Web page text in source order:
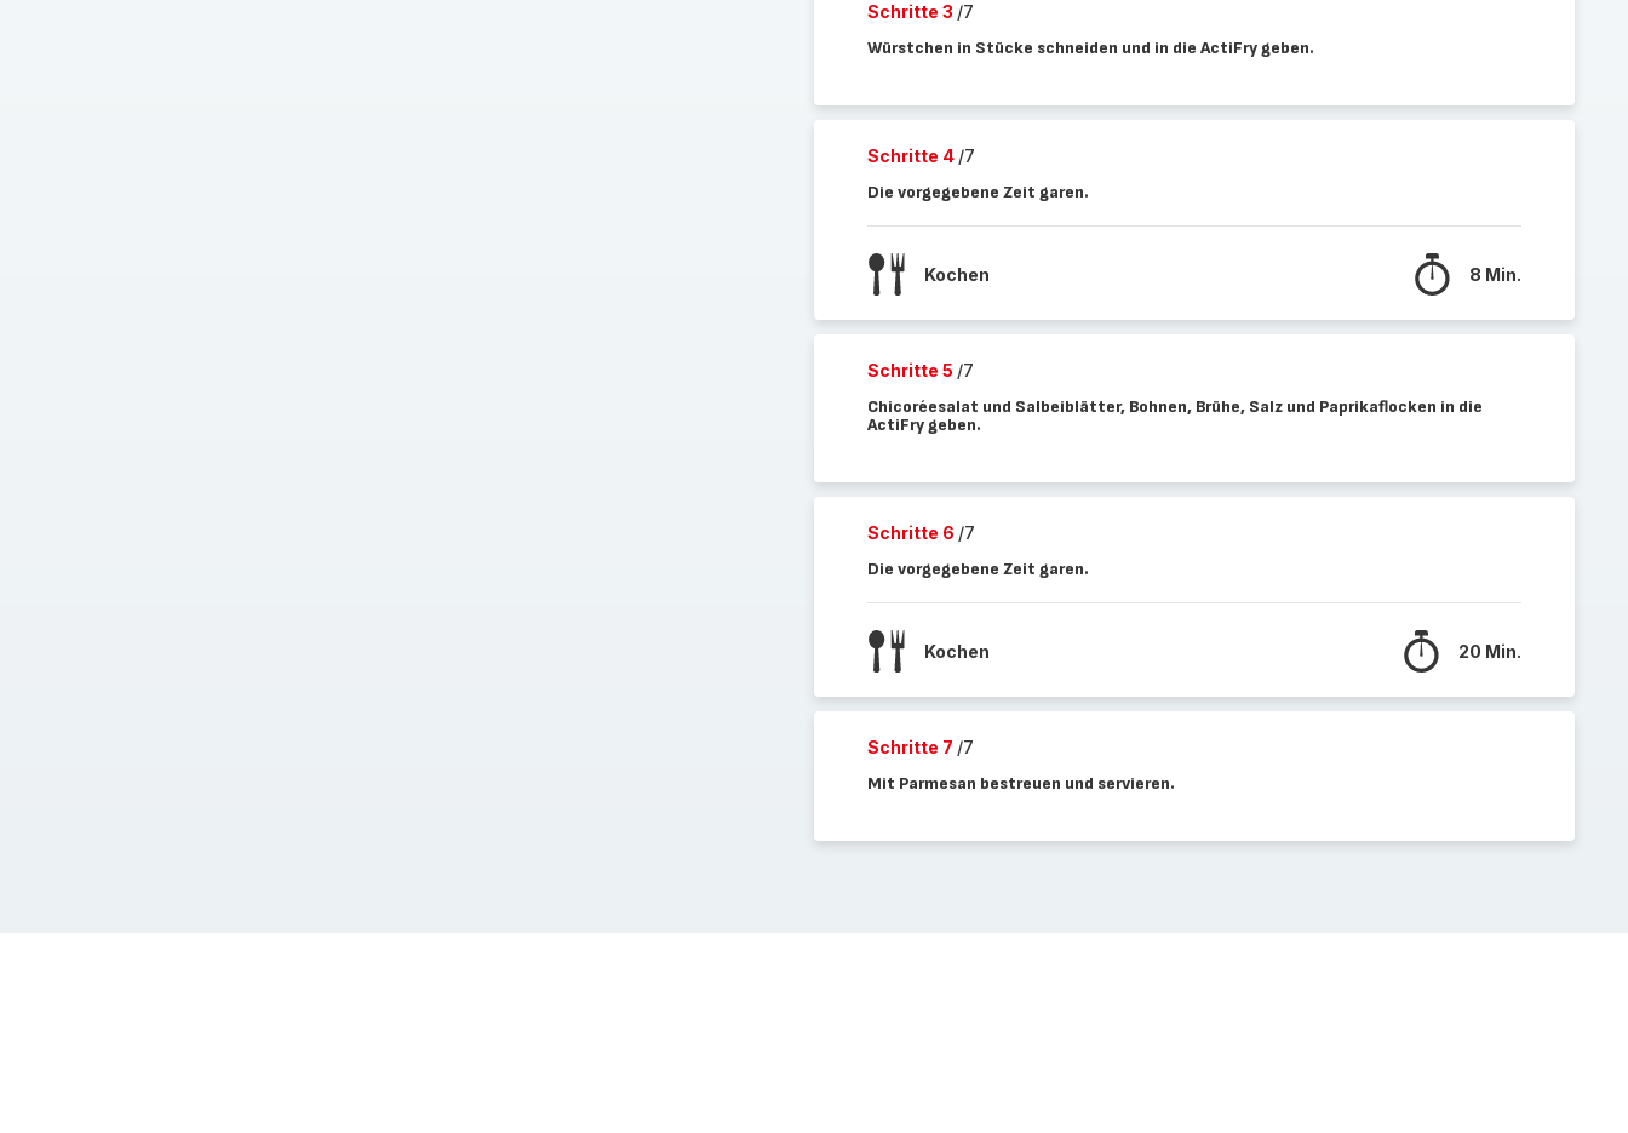
Schritte 3 /7
Würstchen in Stücke schneiden und in die ActiFry geben.
Schritte 4 /7
Die vorgegebene Zeit garen.
Kochen 8 Min.
Schritte 5 /7
Chicoréesalat und Salbeiblätter, Bohnen, Brühe, Salz und Paprikaflocken in die
ActiFry geben.
Schritte 6 /7
Die vorgegebene Zeit garen.
Kochen 20 Min.
Schritte 7 /7
Mit Parmesan bestreuen und servieren.